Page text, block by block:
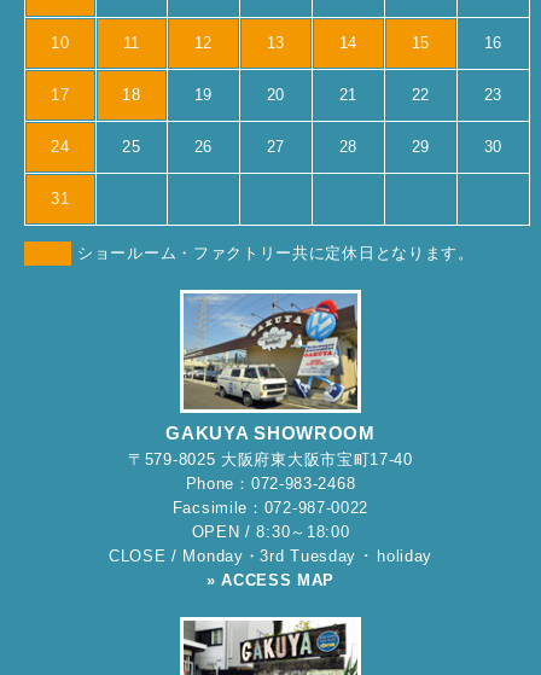
10 11 12 13 14 15 16
17 18 19 20 21 22 23
24 25 26 27 28 29 30
31
ショールーム・ファクトリー共に定休日となります。
GAKUYA SHOWROOM
〒579-8025 大阪府東大阪市宝町17-40
Phone：072-983-2468
Facsimile：072-987-0022
OPEN / 8:30～18:00
CLOSE / Monday・3rd Tuesday ･ holiday
» ACCESS MAP